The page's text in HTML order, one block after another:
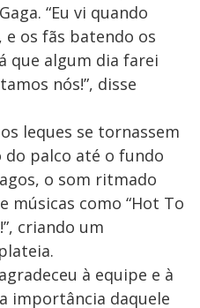
“Eu vi quando
e os fãs batendo os
que algum dia farei
nós!”, disse
leques se tornassem
palco até o fundo
o som ritmado
músicas como “Hot To
criando um
à equipe e à
importância daquele